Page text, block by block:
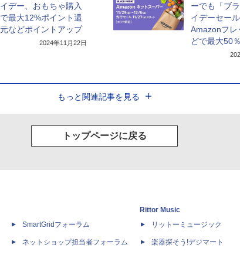
イデー、おもちゃ購入
で最大12%ポイント還
元などポイントアップ
2024年11月22日
ーでも「ブ
イデーセール
Amazonフレ
どで最大50％
もっと関連記事を見る
トップページに戻る
SmartGridフォーラム
ネットショップ担当者フォーラム
Rittor Music
リットーミュージック
楽器探そう!デジマート